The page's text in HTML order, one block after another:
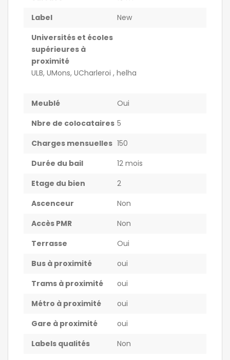
Label
New
Universités et écoles
supérieures à
proximité
ULB, UMons, UCharleroi , helha
Meublé
Oui
Nbre de colocataires 5
Charges mensuelles 150
Durée du bail
12 mois
Etage du bien
2
Ascenceur
Non
Accès PMR
Non
Terrasse
Oui
Bus à proximité
oui
Trams à proximité
oui
Métro à proximité
oui
Gare à proximité
oui
Labels qualités
Non